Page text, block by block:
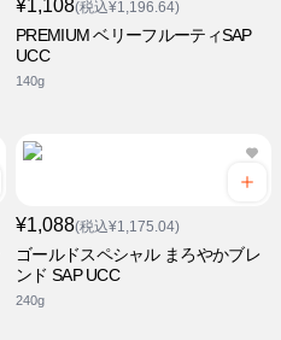
¥1,108(税込¥1,196.64)
PREMIUM ベリーフルーティSAP
UCC
140g
¥1,088(税込¥1,175.04)
ゴールドスペシャル まろやかブレ
ンド SAP UCC
240g